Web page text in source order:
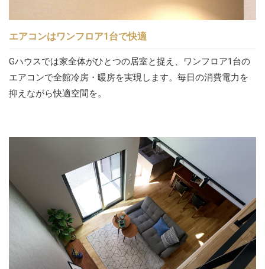
エアコンはワンフロア1台で快適
Gハウスでは家全体がひとつの居室と捉え、ワンフロア1台の
エアコンで全館冷房・暖房を実現します。毎日の消費電力を
抑えながら快適空間を。